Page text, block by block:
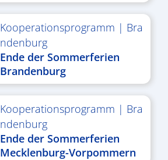
Kooperationsprogramm | Bra
ndenburg
Ende der Sommerferien
Brandenburg
Kooperationsprogramm | Bra
ndenburg
Ende der Sommerferien
Mecklenburg-Vorpommern